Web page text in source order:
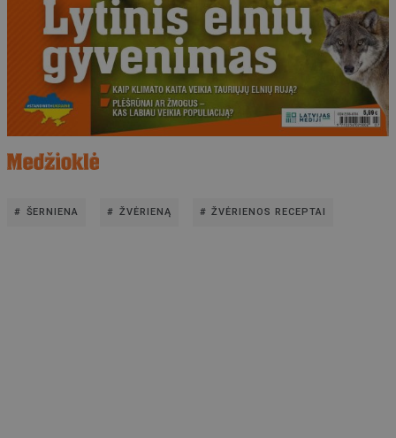
ŠERNIENA ŽVĖRIENĄ ŽVĖRIENOS RECEPTAI